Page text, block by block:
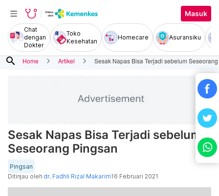
Masuk
Chat
dengan
Dokter
Toko
Kesehatan
Homecare Asuransiku
search Home Artikel Sesak Napas Bisa Terjadi sebelum
Sesak Napas Bisa Terjadi sebelum
Seseorang Pingsan
Pingsan
Ditinjau oleh dr. Fadhli Rizal Makarim16 Februari 2021